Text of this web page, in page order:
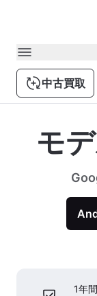
中古買取
モ
1年